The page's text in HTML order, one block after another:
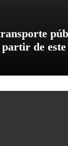
partir de